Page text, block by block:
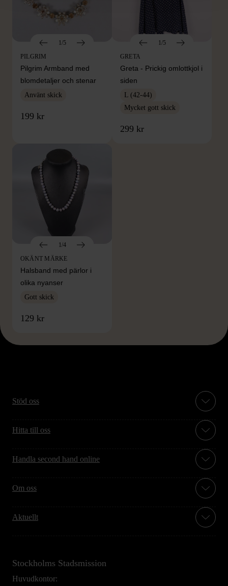
1/5
PILGRIM
Pilgrim Armband med
blomdetaljer och stenar
Använt skick
199 kr
1/5
GRETA
Greta - Prickig omlottkjol i
siden
L (42-44)
Mycket gott skick
299 kr
1/4
OKÄNT MÄRKE
Halsband med pärlor i
olika nyanser
Gott skick
129 kr
Stöd oss
Hitta till oss
Handla second hand online
Om oss
Aktuellt
Stockholms Stadsmission
Huvudkontor: